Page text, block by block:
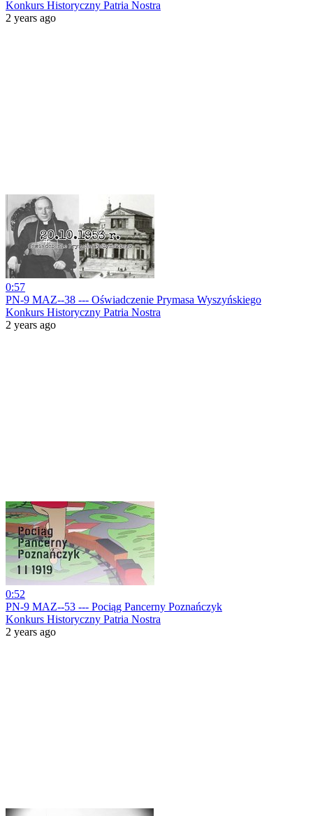
Konkurs Historyczny Patria Nostra
2 years ago
0:57
PN-9 MAZ--38 --- Oświadczenie Prymasa Wyszyńskiego
Konkurs Historyczny Patria Nostra
2 years ago
0:52
PN-9 MAZ--53 --- Pociąg Pancerny Poznańczyk
Konkurs Historyczny Patria Nostra
2 years ago